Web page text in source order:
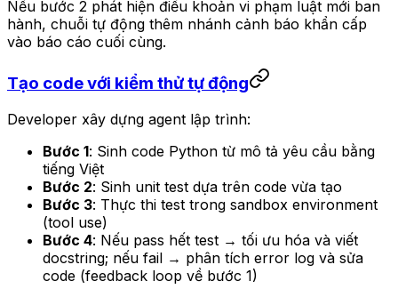
Nếu bước 2 phát hiện điều khoản vi phạm luật mới ban
hành, chuỗi tự động thêm nhánh cảnh báo khẩn cấp
vào báo cáo cuối cùng.
Tạo code với kiểm thử tự động
Developer xây dựng agent lập trình:
Bước 1: Sinh code Python từ mô tả yêu cầu bằng
tiếng Việt
Bước 2: Sinh unit test dựa trên code vừa tạo
Bước 3: Thực thi test trong sandbox environment
(tool use)
Bước 4: Nếu pass hết test → tối ưu hóa và viết
docstring; nếu fail → phân tích error log và sửa
code (feedback loop về bước 1)